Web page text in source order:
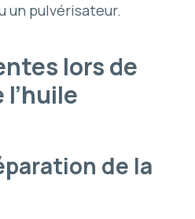
un pulvérisateur.
lors de
de la